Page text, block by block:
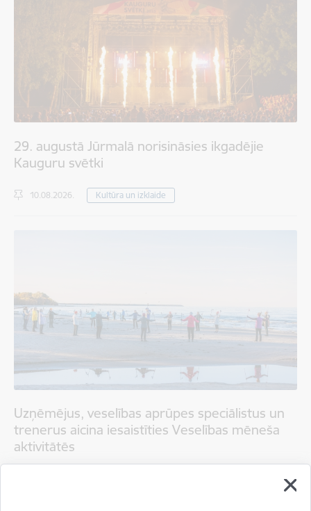
29. augustā Jūrmalā norisināsies ikgadējie
Kauguru svētki
10.08.2026. Kultūra un izklaide
Uzņēmējus, veselības aprūpes speciālistus un
trenerus aicina iesaistīties Veselības mēneša
aktivitātēs